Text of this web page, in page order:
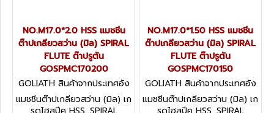
NO.M17.0*2.0 HSS แมชชีน
ต๊าปเกลียวสว่าน (มิล) SPIRAL
FLUTE ต๊าปรูตัน
GOSPMC170200
GOLIATH สินค้าจากประเทศอัง
กฤษ GOSPMC170200
แมชชีนต๊าปเกลียวสว่าน (มิล) เก
NO.M17.0*1.50 HSS แมชชีน
ต๊าปเกลียวสว่าน (มิล) SPIRAL
FLUTE ต๊าปรูตัน
GOSPMC170150
GOLIATH สินค้าจากประเทศอัง
กฤษ GOSPMC170150
แมชชีนต๊าปเกลียวสว่าน (มิล) เก